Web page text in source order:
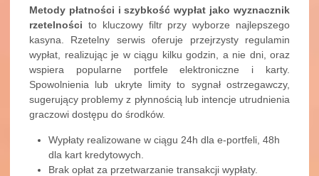
Metody płatności i szybkość wypłat jako wyznacznik
rzetelności to kluczowy filtr przy wyborze najlepszego
kasyna. Rzetelny serwis oferuje przejrzysty regulamin
wypłat, realizując je w ciągu kilku godzin, a nie dni, oraz
wspiera popularne portfele elektroniczne i karty.
Spowolnienia lub ukryte limity to sygnał ostrzegawczy,
sugerujący problemy z płynnością lub intencje utrudnienia
graczowi dostępu do środków.
Wypłaty realizowane w ciągu 24h dla e-portfeli, 48h
dla kart kredytowych.
Brak opłat za przetwarzanie transakcji wypłaty.